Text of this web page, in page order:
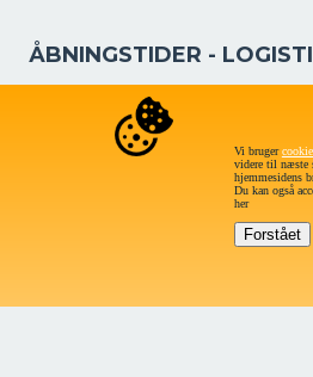
ÅBNINGSTIDER -
Mandag - torsdag
Vi bruger
videre til næste
hjemmesidens
Du kan også
her